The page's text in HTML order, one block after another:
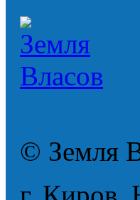
© Земля